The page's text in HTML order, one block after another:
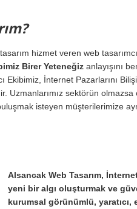
hizmet veren web
Birer Yeteneğiz anlayışını
Ekibimiz, İnternet Pazarlarını
Uzmanlarımız sektörün
isteyen müşterilerimize
Alsancak Web Tasarım,
yeni bir algı oluşturmak ve
kurumsal görünümlü,